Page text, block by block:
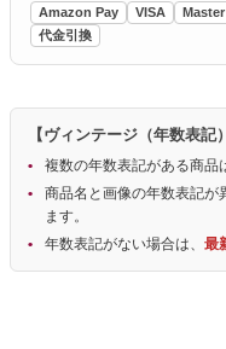
Amazon Pay VISA Master
代金引換
【ヴィンテージ（年数表記
複数の年数表記がある商品
商品名と画像の年数表記が
ます。
年数表記がない場合は、 最